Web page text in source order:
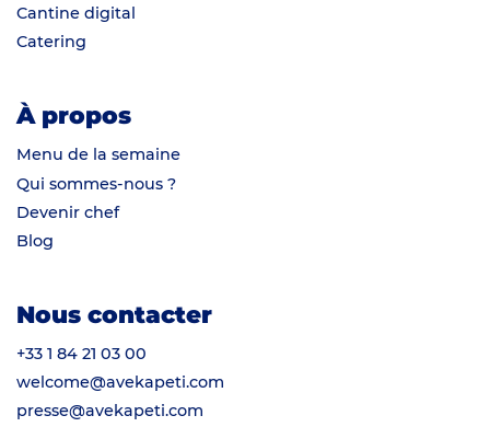
Cantine digital
Catering
À propos
Menu de la semaine
Qui sommes-nous ?
Devenir chef
Blog
Nous contacter
+33 1 84 21 03 00
welcome@avekapeti.com
presse@avekapeti.com